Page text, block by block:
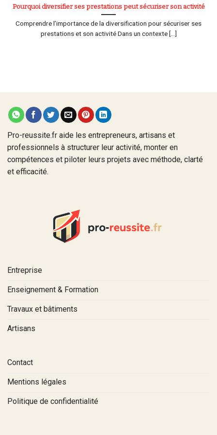
Pourquoi diversifier ses prestations peut sécuriser son activité
Comprendre l’importance de la diversification pour sécuriser ses
prestations et son activité Dans un contexte [...]
Pro-reussite.fr aide les entrepreneurs, artisans et
professionnels à structurer leur activité, monter en
compétences et piloter leurs projets avec méthode, clarté
et efficacité.
Entreprise
Enseignement & Formation
Travaux et bâtiments
Artisans
Contact
Mentions légales
Politique de confidentialité